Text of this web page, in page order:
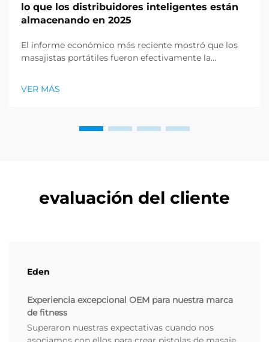
lo que los distribuidores inteligentes están
almacenando en 2025
El informe económico más reciente mostró que los
masajistas portátiles fueron efectivamente la
la salud y el bienestar, y una gran demanda de
productos de relajación está emergiendo. Los
VER MÁS
evaluación del cliente
Eden
Experiencia excepcional OEM para nuestra marca
de fitness
Superaron nuestras expectativas cuando nos